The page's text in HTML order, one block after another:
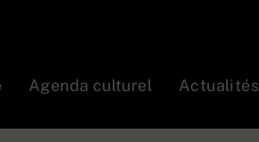
Agenda culturel Actualités